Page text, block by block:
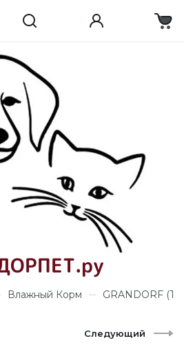
Влажный Корм GRANDORF
Следующий